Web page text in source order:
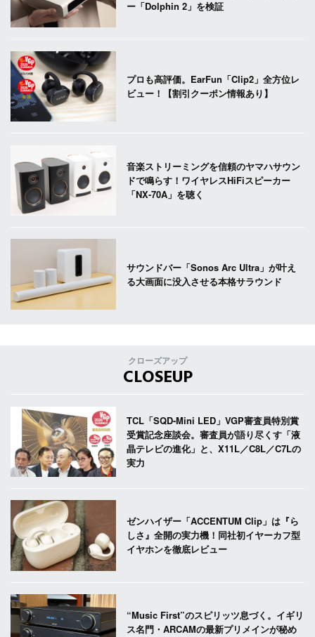
ー「Dolphin 2」を検証
プロも高評価。EarFun「Clip2」全方位レ
ビュー！【割引クーポン情報あり】
音楽ストリーミングを信頼のヤマハサウン
ドで鳴らす！ワイヤレスHiFiスピーカー
「NX-70A」を聴く
サウンドバー「Sonos Arc Ultra」が叶え
る大画面に没入させる本格サラウンド
クローズアップ
CLOSEUP
TCL「SQD-Mini LED」VGP審査員特別賞
受賞記念座談会。審査員が語り尽くす「液
晶テレビの進化」と、X11L／C8L／C7Lの
実力
ゼンハイザー「ACCENTUM Clip」は『ら
しさ』全開の実力機！同社初イヤーカフ型
イヤホンを徹底レビュー
“Music First”のスピリッツ息づく。イギリ
ス名門・ARCAMの最新プリメインが秘め